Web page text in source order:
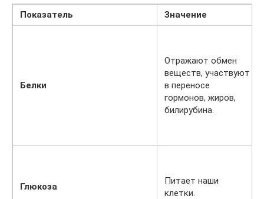
Показатель Значение
Белки
Отражают обмен
веществ, участвуют
в переносе
гормонов, жиров,
билирубина.
Глюкоза
Питает наши
клетки.